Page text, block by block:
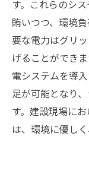
す。これらのシ
賄いつつ、環境
要な電力はグリ
げることができ
電システムを導
足が可能となり
す。建設現場に
は、環境に優し